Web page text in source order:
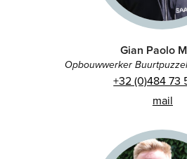
Gian Paolo
Opbouwwerker
+32 (0)484 73
mail